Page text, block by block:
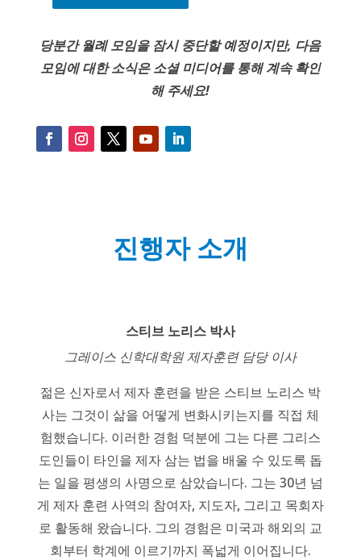
당분간 월례 모임을 잠시 중단할 예정이지만, 다음
모임에 대한 소식은 소셜 미디어를 통해 계속 확인
해 주세요!
진행자 소개
스티브 노리스 박사
그레이스 신학대학원 제자훈련 담당 이사
젊은 신자로서 제자 훈련을 받은 스티브 노리스 박
사는 그것이 삶을 어떻게 변화시키는지를 직접 체
험했습니다. 이러한 경험 덕분에 그는 다른 그리스
도인들이 타인을 제자 삼는 법을 배울 수 있도록 돕
는 일을 평생의 사명으로 삼았습니다. 그는 30년 넘
게 제자 훈련 사역의 참여자, 지도자, 그리고 목회자
로 활동해 왔습니다. 그의 경험은 미국과 해외의 교
회부터 학계에 이르기까지 폭넓게 이어집니다.